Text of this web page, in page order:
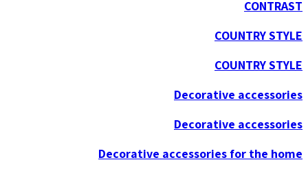
CONTRAST
COUNTRY STYLE
COUNTRY STYLE
Decorative accessories
Decorative accessories
Decorative accessories for the home